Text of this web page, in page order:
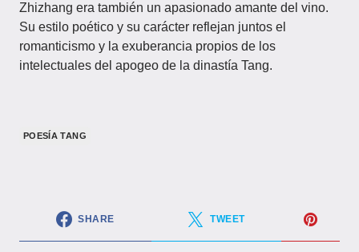
Zhizhang era también un apasionado amante del vino.
Su estilo poético y su carácter reflejan juntos el
romanticismo y la exuberancia propios de los
intelectuales del apogeo de la dinastía Tang.
POESÍA TANG
SHARE TWEET